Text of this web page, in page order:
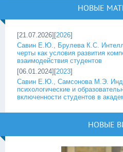
НОВЫЕ
[21.07.2026][2026]
Савин Е.Ю., Брулева К.С.
черты как условия развития
взаимодействия студентов
[06.01.2024][2023]
Савин Е.Ю., Самсонова М.Э.
психологические и
включенности студентов в
НОВЫЕ